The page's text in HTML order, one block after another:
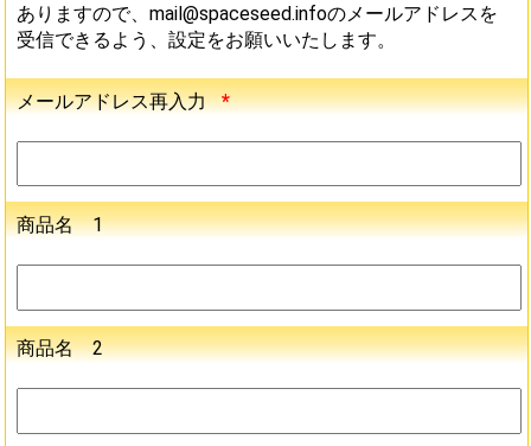
ありますので、mail@spaceseed.infoのメールアドレスを
受信できるよう、設定をお願いいたします。
メールアドレス再入力 *
商品名 1
商品名 2